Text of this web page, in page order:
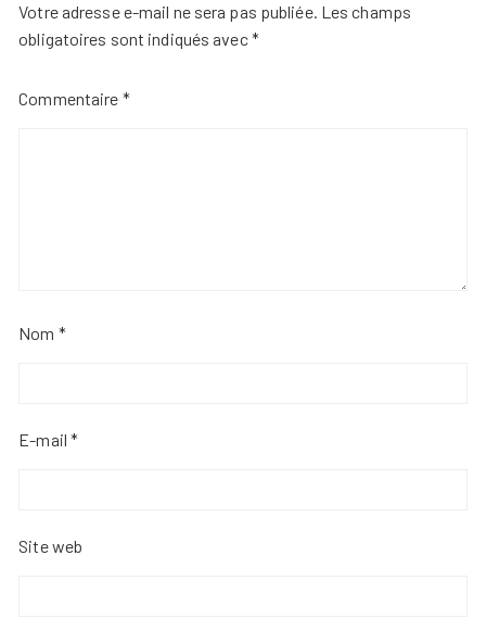
Votre adresse e-mail ne sera pas publiée. Les champs
obligatoires sont indiqués avec*
Commentaire *
Nom *
E-mail*
Site web